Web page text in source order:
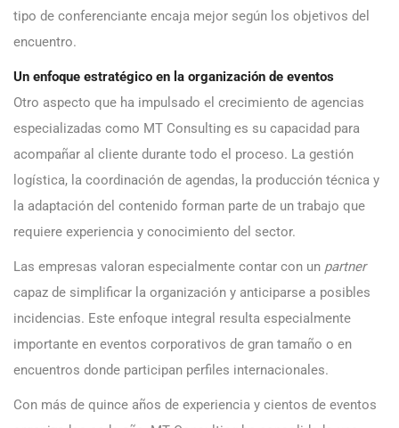
tipo de conferenciante encaja mejor según los objetivos del
encuentro.
Un enfoque estratégico en la organización de eventos
Otro aspecto que ha impulsado el crecimiento de agencias
especializadas como MT Consulting es su capacidad para
acompañar al cliente durante todo el proceso. La gestión
logística, la coordinación de agendas, la producción técnica y
la adaptación del contenido forman parte de un trabajo que
requiere experiencia y conocimiento del sector.
Las empresas valoran especialmente contar con un partner
capaz de simplificar la organización y anticiparse a posibles
incidencias. Este enfoque integral resulta especialmente
importante en eventos corporativos de gran tamaño o en
encuentros donde participan perfiles internacionales.
Con más de quince años de experiencia y cientos de eventos